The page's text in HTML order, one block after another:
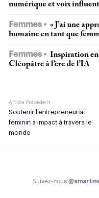
numérique et voix
Femmes
« J’ai une
humaine en tant que
Femmes
Inspiration en
Cléopâtre à l’ère de l’IA
Article Précédent
Soutenir l’entrepreneuriat
féminin à impact à travers le
monde
Suivez-nous